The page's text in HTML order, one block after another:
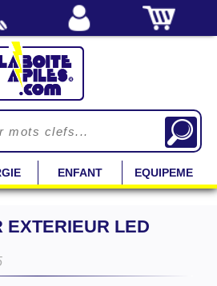
ENFANT EQUIPEMENT
EXTERIEUR LED